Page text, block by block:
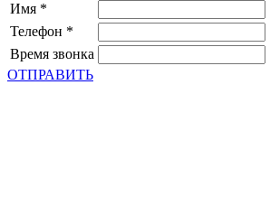
Имя *
Телефон *
Время звонка
ОТПРАВИТЬ